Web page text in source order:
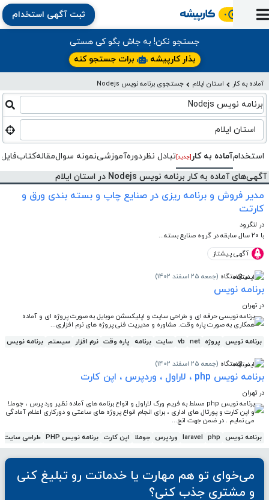
آماده
به
کار
استخدام
شده‌ها
نظر
ارتقای
شغلی
آموزشی
مقاله
کتاب
فایل‌و‌قالب
نرم‌افزار
اخبار
استخدام
بلاگ
کارپیشه
جستجوی
کارجویان
(رزومه)
بخش
کارفرمایان
ثبت آگهی استخدام
جستجو نکن! به جاش بگو کی هستی
بذار کارپیشه
برات جستجو کنه
آماده به کار استان ایلام جستجوی برنامه نویس Nodejs
برنامه نویس Nodejs
استان ایلام
استخدامآماده به کار [جدید]تبادل‌ نظردوره‌آموزشینمونه سوالمقالهکتاب
آگهی‌های آماده به کار برنامه نویس Nodejs در استان ایلام
مدیر فروش و برنامه ریزی در صنایع چاپ و بسته بندی ورق و
کارتت
در لنگرود
با ۲۰ سال سابقه در گروه صنایع بسته...
آگهی پیشتاز
در ایستگاه (جمعه 25 اسفند 1402)
برنامه نویس
در تهران
برنامه نویسی حرفه ای و طراحی سایت و اپلیکسشن موبایل به صورت پروژه ای و آماده
همکاری به صورت پاره وقت. مشاوره و مدیریت فنی پروژه های نرم افزاری...
برنامه نویس پروژه net
vb سایت برنامه پاره وقت نرم افزار سیستم برنامه نویس
در ایستگاه (جمعه 25 اسفند 1402)
برنامه نویس php ، لاراول ، وردپرس ، اپن کارت
در تهران
برنامه نویس php مسلط به فریم ورک لاراول و انواع برنامه های آماده نظیر ورد پرس ، جوملا
و اپن کارت و پورتال های اداری ، برای انجام انواع پروژه های ساعتی و دورکاری اعلام آمادگی
می نمایم . در ضمن جهت انج...
برنامه نویس php
laravel وردپرس جوملا اپن کارت برنامه نویس PHP طراحی سایت
می‌خوای تو هم مهارت یا خدماتت رو تبلیغ کنی
و مشتری جذب کنی؟